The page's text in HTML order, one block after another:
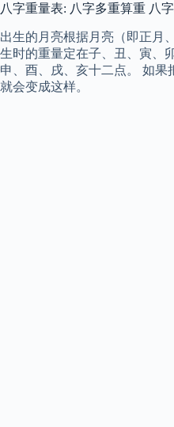
八字重量表: 八字多重算重 八
出生的月亮根据月亮（即正月
生时的重量定在子、丑、寅、
申、酉、戌、亥十二点。 如果
就会变成这样。